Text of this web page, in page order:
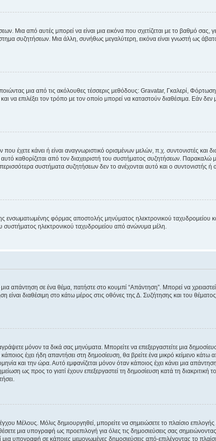
Μια από αυτές μπορεί να είναι μια εικόνα που σχετίζεται με το βαθμό σας,
συζητήσεων. Μια άλλη, συνήθως μεγαλύτερη, εικόνα είναι γνωστή ως
μια από τις ακόλουθες τέσσερις μεθόδους: Gravatar, Γκαλερί,
να επιλέξει τον τρόπο με τον οποίο μπορεί να καταστούν διαθέσιμα. Εάν δεν
κάνει ή είναι αναγνωριστικό ορισμένων μελών, π.χ. συντονιστές και
καθορίζεται από τον διαχειριστή του συστήματος συζητήσεων. Παρακαλώ
συστήματα συζητήσεων δεν το ανέχονται αυτό και ο συντονιστής ή
ενσωματωμένης φόρμας αποστολής μηνύματος ηλεκτρονικού ταχυδρομείου
συστήματος ηλεκτρονικού ταχυδρομείου από ανώνυμα μέλη.
απάντηση σε ένα θέμα, πατήστε στο κουμπί “Απάντηση”. Μπορεί να
διαθέσιμη στο κάτω μέρος στις οθόνες της Δ. Συζήτησης και του
μόνον τα δικά σας μηνύματα. Μπορείτε να επεξεργαστείτε μια
έχει ήδη απαντήσει στη δημοσίευση, θα βρείτε ένα μικρό κείμενο κάτω
και την ώρα. Αυτό εμφανίζεται μόνον όταν κάποιος έχει κάνει μια
ως προς το γιατί έχουν επεξεργαστεί τη δημοσίευση κατά τη διακριτική
Μέλους. Μόλις δημιουργηθεί, μπορείτε να σημειώσετε το πλαίσιο επιλογής
μια υπογραφή ως προεπιλογή για όλες τις δημοσιεύσεις σας
υπογραφή σε κάποιες μεμονωμένες δημοσιεύσεις από-επιλέγοντας το